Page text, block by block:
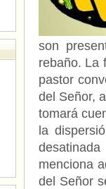
son
rebaño. La
pastor
del Señor,
tomará
la
menciona
del Señor